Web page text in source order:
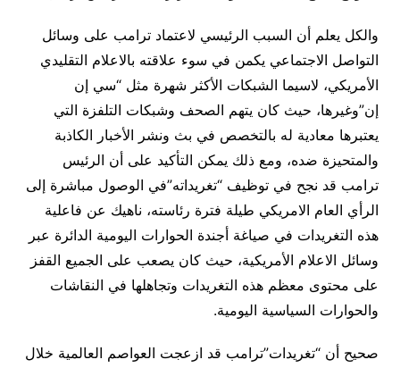
والكل يعلم أن السبب الرئيسي لاعتماد ترامب على وسائل
التواصل الاجتماعي يكمن في سوء علاقته بالاعلام التقليدي
الأمريكي، لاسيما الشبكات الأكثر شهرة مثل “سي إن
إن”وغيرها، حيث كان يتهم الصحف وشبكات التلفزة التي
يعتبرها معادية له بالتخصص في بث ونشر الأخبار الكاذبة
والمتحيزة ضده، ومع ذلك يمكن التأكيد على أن الرئيس
ترامب قد نجح في توظيف “تغريداته”في الوصول مباشرة إلى
الرأي العام الامريكي طيلة فترة رئاسته، ناهيك عن فاعلية
هذه التغريدات في صياغة أجندة الحوارات اليومية الدائرة عبر
وسائل الاعلام الأمريكية، حيث كان يصعب على الجميع القفز
على محتوى معظم هذه التغريدات وتجاهلها في النقاشات
والحوارات السياسية اليومية.
صحيح أن “تغريدات”ترامب قد ازعجت العواصم العالمية خلال